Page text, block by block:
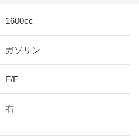
1600cc
ガソリン
F/F
右